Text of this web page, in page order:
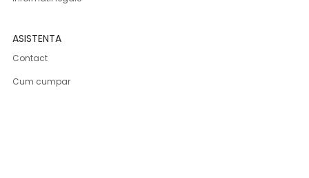
ASISTENTA
Contact
Cum cumpar